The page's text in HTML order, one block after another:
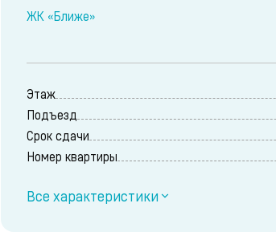
ЖК «Ближе»
Этаж
Подъезд
Срок сдачи
Номер квартиры
Все характеристики